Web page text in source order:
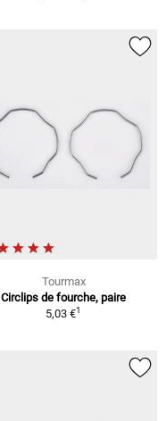
Tourmax
Circlips de fourche, paire
5,03 €1